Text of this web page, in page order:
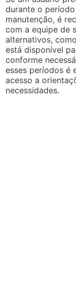
durante o
manutenção, é
com a equipe de
alternativos,
está disponível
conforme
esses períodos é
acesso a
necessidades.